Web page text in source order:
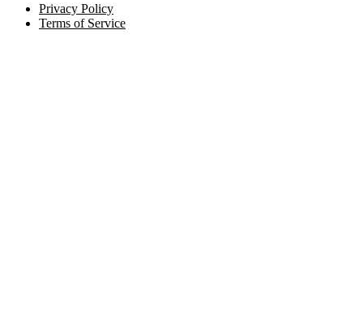
Privacy Policy
Terms of Service